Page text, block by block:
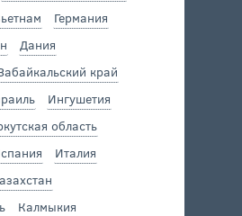
Германия
Дания
край
Ингушетия
область
Италия
Калмыкия